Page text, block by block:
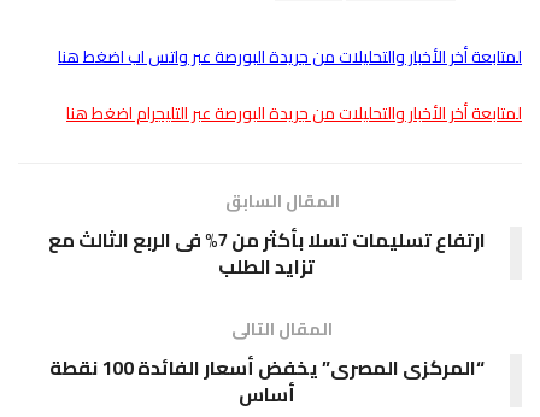
لمتابعة أخر الأخبار والتحليلات من جريدة البورصة عبر واتس اب اضغط هنا
لمتابعة أخر الأخبار والتحليلات من جريدة البورصة عبر التليجرام اضغط هنا
المقال السابق
ارتفاع تسليمات تسلا بأكثر من 7% فى الربع الثالث مع
تزايد الطلب
المقال التالى
“المركزى المصرى” يخفض أسعار الفائدة 100 نقطة
أساس